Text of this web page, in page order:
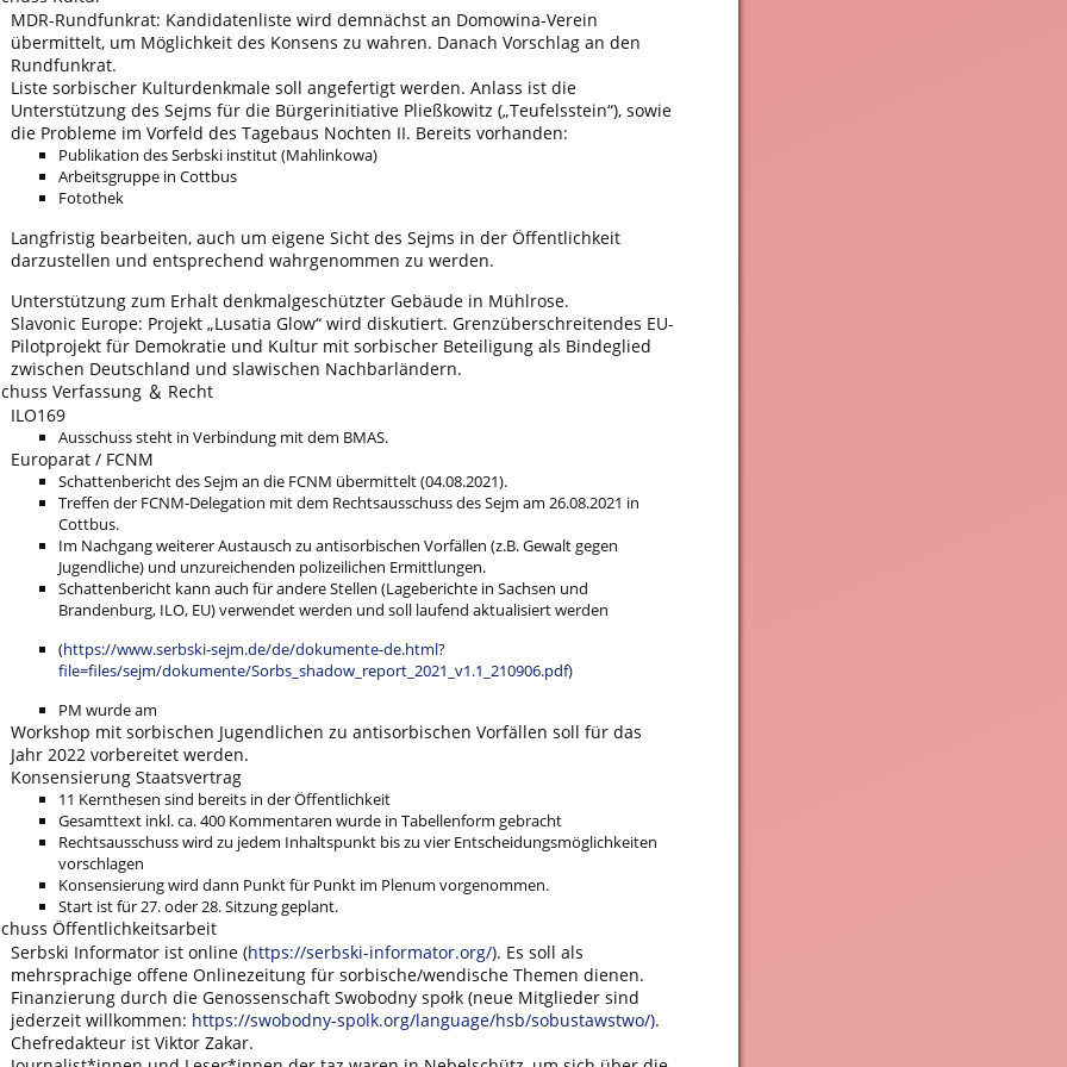
MDR-Rundfunkrat: Kandidatenliste wird demnächst an Domowina-Verein
übermittelt, um Möglichkeit des Konsens zu wahren. Danach Vorschlag an den
Rundfunkrat.
Liste sorbischer Kulturdenkmale soll angefertigt werden. Anlass ist die
Unterstützung des Sejms für die Bürgerinitiative Pließkowitz („Teufelsstein“), sowie
die Probleme im Vorfeld des Tagebaus Nochten II. Bereits vorhanden:
Publikation des Serbski institut (Mahlinkowa)
Arbeitsgruppe in Cottbus
Fotothek
Langfristig bearbeiten, auch um eigene Sicht des Sejms in der Öffentlichkeit
darzustellen und entsprechend wahrgenommen zu werden.
Unterstützung zum Erhalt denkmalgeschützter Gebäude in Mühlrose.
Slavonic Europe: Projekt „Lusatia Glow“ wird diskutiert. Grenzüberschreitendes EU-
Pilotprojekt für Demokratie und Kultur mit sorbischer Beteiligung als Bindeglied
zwischen Deutschland und slawischen Nachbarländern.
Verfassung ＆ Recht
ILO169
Ausschuss steht in Verbindung mit dem BMAS.
Europarat / FCNM
Schattenbericht des Sejm an die FCNM übermittelt (04.08.2021).
Treffen der FCNM-Delegation mit dem Rechtsausschuss des Sejm am 26.08.2021 in
Cottbus.
Im Nachgang weiterer Austausch zu antisorbischen Vorfällen (z.B. Gewalt gegen
Jugendliche) und unzureichenden polizeilichen Ermittlungen.
Schattenbericht kann auch für andere Stellen (Lageberichte in Sachsen und
Brandenburg, ILO, EU) verwendet werden und soll laufend aktualisiert werden
(https://www.serbski-sejm.de/de/dokumente-de.html?
file=files/sejm/dokumente/Sorbs_shadow_report_2021_v1.1_210906.pdf)
PM wurde am
Workshop mit sorbischen Jugendlichen zu antisorbischen Vorfällen soll für das
Jahr 2022 vorbereitet werden.
Konsensierung Staatsvertrag
11 Kernthesen sind bereits in der Öffentlichkeit
Gesamttext inkl. ca. 400 Kommentaren wurde in Tabellenform gebracht
Rechtsausschuss wird zu jedem Inhaltspunkt bis zu vier Entscheidungsmöglichkeiten
vorschlagen
Konsensierung wird dann Punkt für Punkt im Plenum vorgenommen.
Start ist für 27. oder 28. Sitzung geplant.
Öffentlichkeitsarbeit
Serbski Informator ist online (https://serbski-informator.org/). Es soll als
mehrsprachige offene Onlinezeitung für sorbische/wendische Themen dienen.
Finanzierung durch die Genossenschaft Swobodny społk (neue Mitglieder sind
jederzeit willkommen: https://swobodny-spolk.org/language/hsb/sobustawstwo/).
Chefredakteur ist Viktor Zakar.